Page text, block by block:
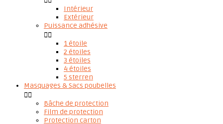
Intérieur
Extérieur
Puissance adhésive

1 étoile
2 étoiles
3 étoiles
4 étoiles
5 sterren
Masquages & Sacs poubelles

Bâche de protection
Film de protection
Protection carton